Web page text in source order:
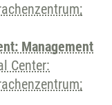
Management
Center: